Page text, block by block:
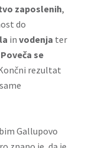
zaposlenih,
do
in vodenja ter
Poveča se
rezultat
Gallupovo